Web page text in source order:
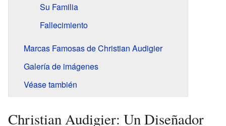
Su Familia
Fallecimiento
Marcas Famosas de Christian Audigier
Galería de imágenes
Véase también
Christian Audigier: Un Diseñador